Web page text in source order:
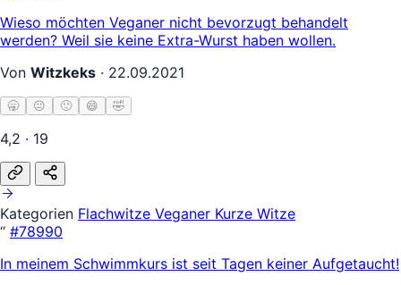
Wieso möchten Veganer nicht bevorzugt behandelt
werden? Weil sie keine Extra-Wurst haben wollen.
Von Witzkeks · 22.09.2021
🥱 😐 🙂 😄 🤣
4,2 · 19
Kategorien Flachwitze Veganer Kurze Witze
“ #78990
In meinem Schwimmkurs ist seit Tagen keiner Aufgetaucht!